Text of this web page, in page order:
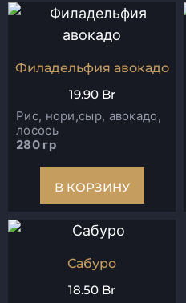
Филадельфия авокадо
19.90 Br
Рис, нори,сыр, авокадо,
лосось
280 гр
В КОРЗИНУ
Сабуро
18.50 Br